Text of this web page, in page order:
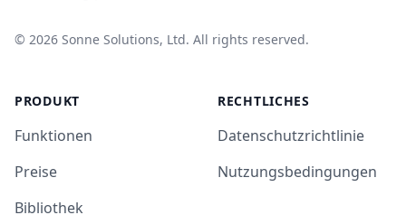
© 2026 Sonne Solutions, Ltd. All rights reserved.
PRODUKT
Funktionen
Preise
Bibliothek
RECHTLICHES
Datenschutzrichtlinie
Nutzungsbedingungen